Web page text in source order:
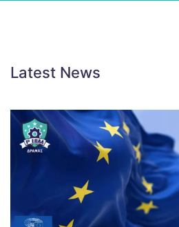
Latest News